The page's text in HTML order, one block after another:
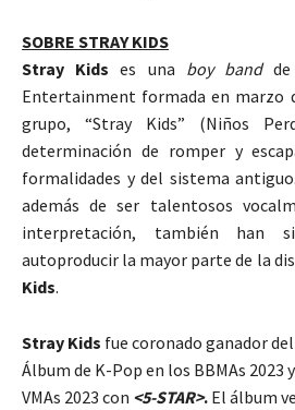
SOBRE STRAY KIDS
Stray Kids es una boy bandde
Entertainment formada en marzo
grupo, “Stray Kids” (Niños
determinación de romper y
formalidades y del sistema
además de ser talentosos
interpretación, también han
autoproducir la mayor parte de la
Kids.
Stray Kids fue coronado ganador
Álbum de K-Pop en los BBMAs 2023
VMAs 2023 con <5-STAR>. El álbum